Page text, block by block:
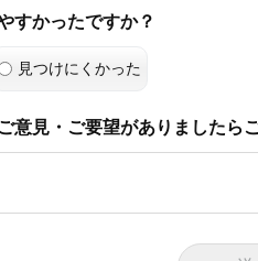
すかったですか？
見つけにくかった
意見・ご要望がありましたら